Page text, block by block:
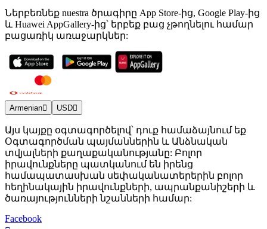
Ներբեռնեք nuestra ծրագիրը App Store-ից, Google Play-ից
և Huawei AppGallery-ից՝ երբեք բաց չթողնելու համար
բացառիկ առաջարկներ:
Armenian USD
Այս կայքը օգտագործելով՝ դուք համաձայնում եք
Օգտագործման պայմաններին և Անձնական
տվյալների քաղաքականությանը: Բոլոր
իրավունքները պատկանում են իրենց
համապատասխան սեփականատերերին բոլոր
հեղինակային իրավունքների, ապրանքանիշերի և
ծառայությունների նշանների համար:
Facebook